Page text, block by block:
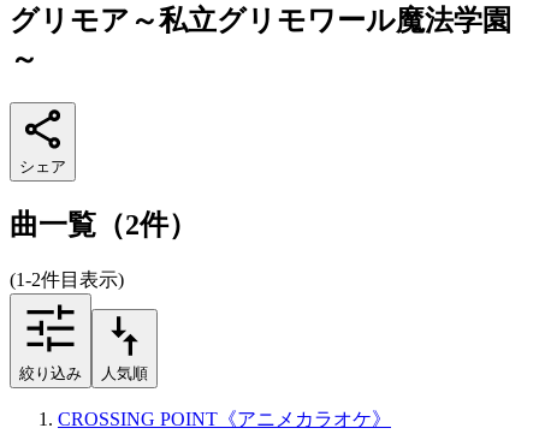
グリモア～私立グリモワール魔法学園
～
シェア
曲一覧（2件）
(1-2件目表示)
絞り込み 人気順
CROSSING POINT《アニメカラオケ》